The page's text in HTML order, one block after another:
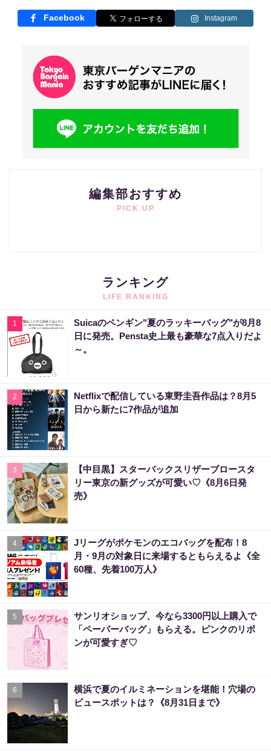
Facebook Instagram
編集部おすすめ
PICK UP
ランキング
LIFE RANKING
1
Suicaのペンギン"夏のラッキーバッグ"が8月8
日に発売。Pensta史上最も豪華な7点入りだよ
～。
2
Netflixで配信している東野圭吾作品は？8月5
日から新たに7作品が追加
3
【中目黒】スターバックスリザーブロースタ
リー東京の新グッズが可愛い♡《8月6日発
売》
4
Jリーグがポケモンのエコバッグを配布！8
月・9月の対象日に来場するともらえるよ《全
60種、先着100万人》
5
サンリオショップ、今なら3300円以上購入で
「ペーパーバッグ」もらえる。ピンクのリボ
ンが可愛すぎ♡
6
横浜で夏のイルミネーションを堪能！穴場の
ビュースポットは？《8月31日まで》